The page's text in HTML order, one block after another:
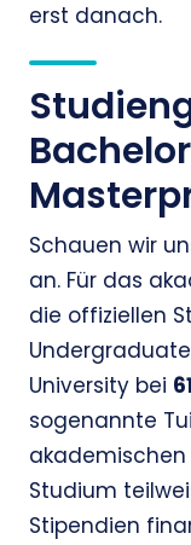
erst danach.
Schauen wir
an. Für das
die offiziellen
University bei
sogenannte
akademischen
Studium
Stipendien